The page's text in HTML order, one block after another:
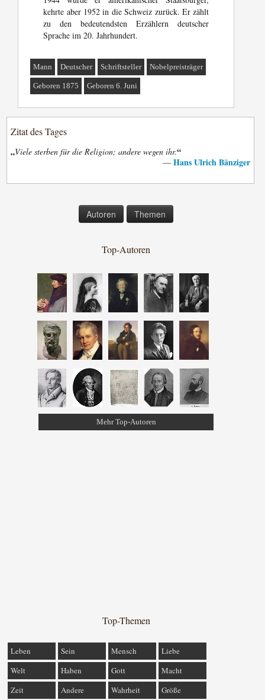
kehrte aber 1952 in die Schweiz zurück. Er zählt
zu den bedeutendsten Erzählern deutscher
Sprache im 20. Jahrhundert.
Mann Deutscher Schriftsteller Nobelpreisträger
Geboren 1875 Geboren 6. Juni
Zitat des Tages
„Viele sterben für die Religion; andere wegen ihr.“
— Hans Ulrich Bänziger
Autoren Themen
Top-Autoren
Mehr Top-Autoren
Top-Themen
Leben Sein Mensch
Liebe
Welt
Haben Gott
Macht
Zeit
Andere Wahrheit Größe